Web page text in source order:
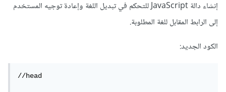
إنشاء دالة JavaScript للتحكم في تبديل اللغة وإعادة توجيه المستخدم
إلى الرابط المقابل للغة المطلوبة.
الكود الجديد:
//head